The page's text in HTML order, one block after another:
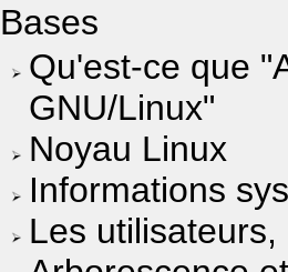
Bases
Qu'est-ce que
GNU/Linux"
Noyau Linux
Informations
Les